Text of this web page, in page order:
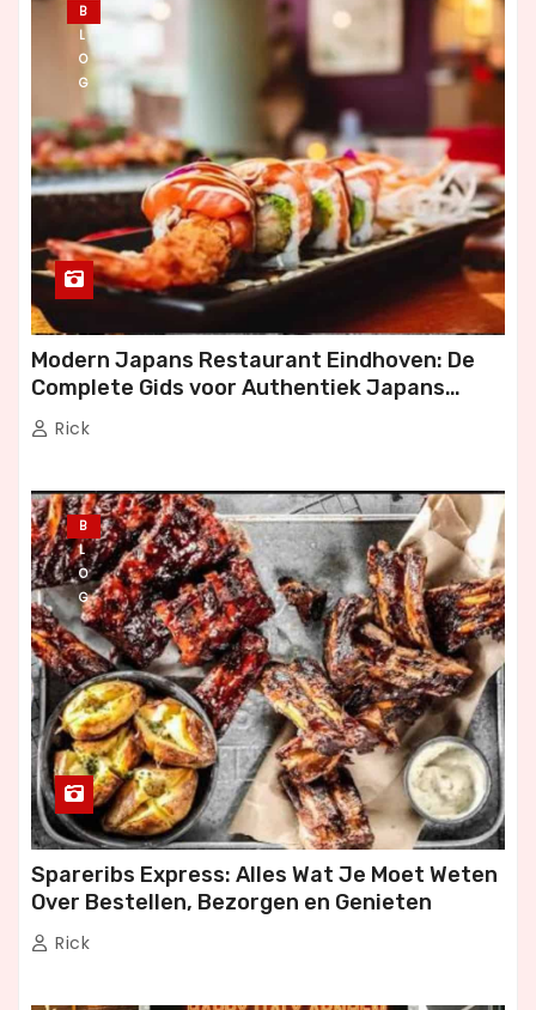
B
L
O
G
Modern Japans Restaurant Eindhoven: De
Complete Gids voor Authentiek Japans
Dineren
Rick
B
L
O
G
Spareribs Express: Alles Wat Je Moet Weten
Over Bestellen, Bezorgen en Genieten
Rick